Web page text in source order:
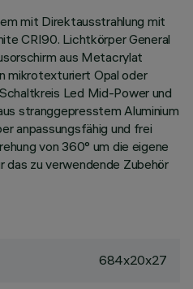
mit Direktausstrahlung mit
CRI90. Lichtkörper General
aus Metacrylat
mikrotexturiert Opal oder
Led Mid-Power und
stranggepresstem Aluminium
anpassungsfähig und frei
von 360° um die eigene
zu verwendende Zubehör
684x20x27